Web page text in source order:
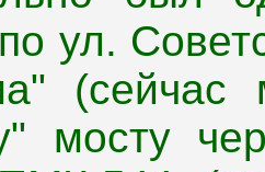
ул.
(сейчас
мосту